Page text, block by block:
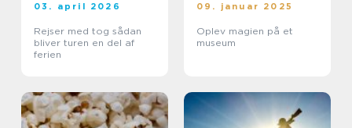
03. april 2026
Rejser med tog sådan
bliver turen en del af
ferien
09. januar 2025
Oplev magien på et
museum